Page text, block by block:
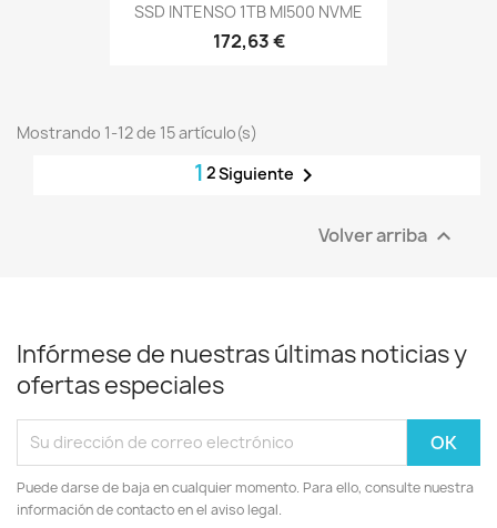
SSD INTENSO 1TB MI500 NVME
172,63 €
Mostrando 1-12 de 15 artículo(s)
1 2Siguiente 
Volver arriba 
Infórmese de nuestras últimas noticias y
ofertas especiales
Puede darse de baja en cualquier momento. Para ello, consulte nuestra
información de contacto en el aviso legal.